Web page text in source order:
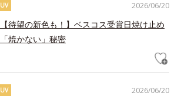
2026/06/20
UV
【待望の新色も！】ベスコス受賞日焼け止め
「焼かない」秘密
2026/06/20
UV